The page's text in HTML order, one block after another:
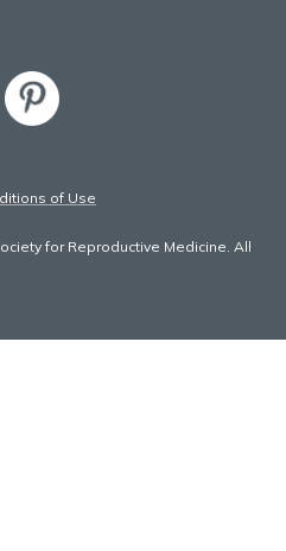
of Use
for Reproductive Medicine. All